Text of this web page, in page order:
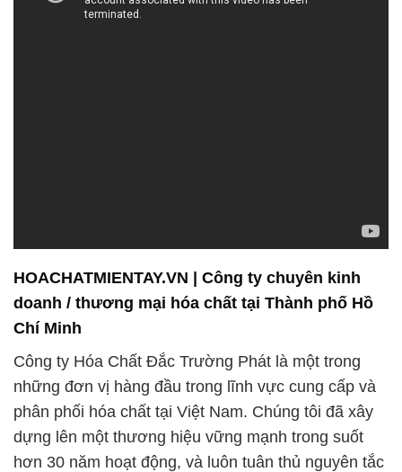
Công ty Hóa Chất Đắc Trường Phát là một trong
những đơn vị hàng đầu trong lĩnh vực cung cấp và
phân phối hóa chất tại Việt Nam. Chúng tôi đã xây
dựng lên một thương hiệu vững mạnh trong suốt
hơn 30 năm hoạt động, và luôn tuân thủ nguyên tắc
“Uy tín – Chất lượng – Tôn trọng đối tác.”
Chúng tôi luôn đặt lợi ích của khách hàng lên hàng
đầu và không ngừng nỗ lực để đảm bảo mỗi sản
phẩm chúng tôi cung cấp đáp ứng đủ tiêu chuẩn và